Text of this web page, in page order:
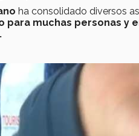
ha consolidado diversos
para muchas personas y